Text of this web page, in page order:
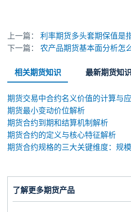
了解更多期货产品
上一篇：
利率期货多头套期保值是
下一篇：
农产品期货基本面分析怎
相关期货知识 最新期货知识
期货交易中合约名义价值的计算与
期货最小变动价位解析
期货合约到期和结算机制解析
期货合约的定义与核心特征解析
期货合约规格的三大关键维度：规